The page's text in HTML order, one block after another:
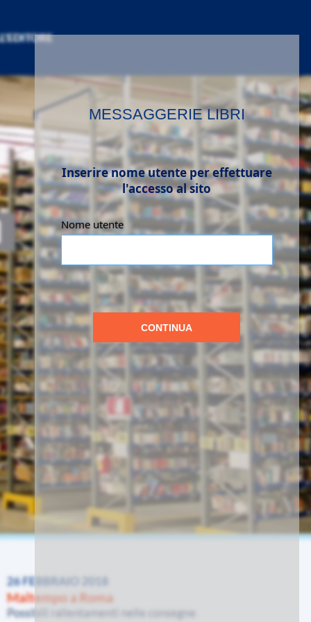
MESSAGGERIE LIBRI
Inserire nome utente per effettuare
l'accesso al sito
Nome utente
CONTINUA